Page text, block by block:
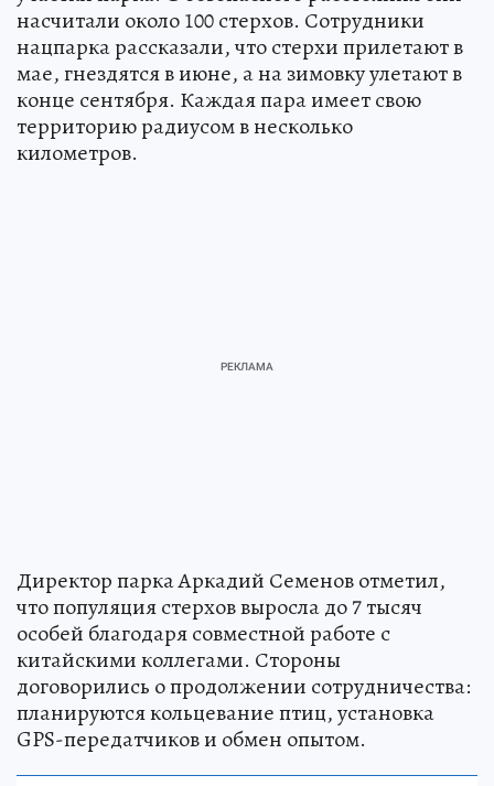
насчитали около 100 стерхов. Сотрудники
нацпарка рассказали, что стерхи прилетают в
мае, гнездятся в июне, а на зимовку улетают в
конце сентября. Каждая пара имеет свою
территорию радиусом в несколько
километров.
Директор парка Аркадий Семенов отметил,
что популяция стерхов выросла до 7 тысяч
особей благодаря совместной работе с
китайскими коллегами. Стороны
договорились о продолжении сотрудничества:
планируются кольцевание птиц, установка
GPS-передатчиков и обмен опытом.